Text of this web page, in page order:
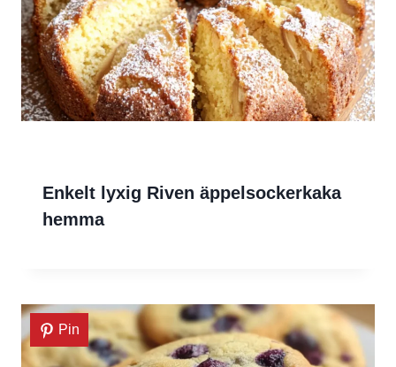
Enkelt lyxig Riven äppelsockerkaka
hemma
Pin